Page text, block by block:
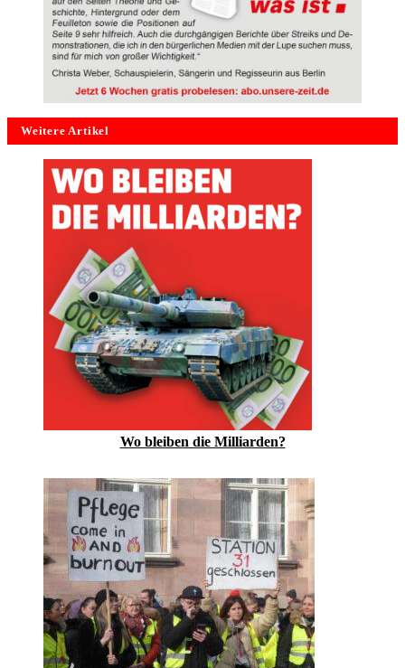
Weitere Artikel
Wo bleiben die Milliarden?